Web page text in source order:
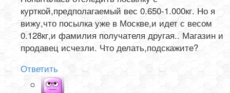
курткой,предполагаемый вес 0.650-1.000кг. Но я
вижу,что посылка уже в Москве,и идет с весом
0.128кг,и фамилия получателя другая.. Магазин и
продавец исчезли. Что делать,подскажите?
Ответить